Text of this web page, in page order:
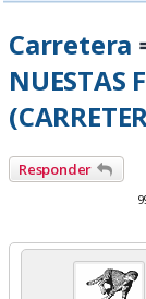
Carretera
NUESTAS
Responder